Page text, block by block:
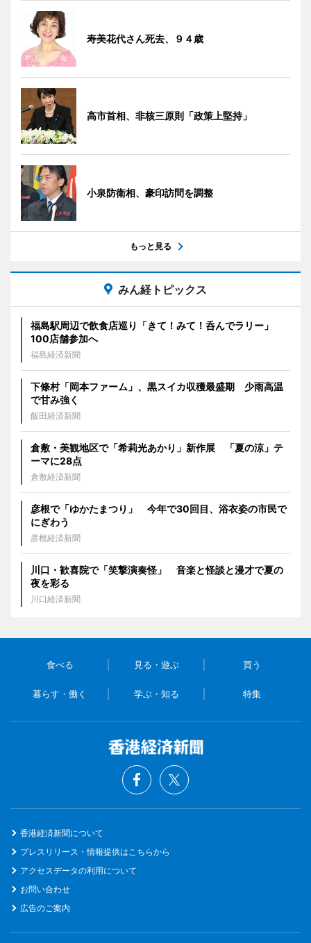
寿美花代さん死去、９４歳
高市首相、非核三原則「政策上堅持」
小泉防衛相、豪印訪問を調整
もっと見る
みん経トピックス
福島駅周辺で飲食店巡り「きて！みて！呑んでラリー」
100店舗参加へ
福島経済新聞
下條村「岡本ファーム」、黒スイカ収穫最盛期 少雨高温
で甘み強く
飯田経済新聞
倉敷・美観地区で「希莉光あかり」新作展 「夏の涼」テ
ーマに28点
倉敷経済新聞
彦根で「ゆかたまつり」 今年で30回目、浴衣姿の市民で
にぎわう
彦根経済新聞
川口・歓喜院で「笑撃演奏怪」 音楽と怪談と漫才で夏の
夜を彩る
川口経済新聞
食べる 見る・遊ぶ 買う
暮らす・働く 学ぶ・知る 特集
香港経済新聞について
プレスリリース・情報提供はこちらから
アクセスデータの利用について
お問い合わせ
広告のご案内